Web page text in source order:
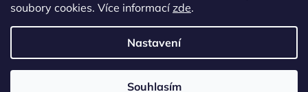
soubory cookies. Více informacízde.
Nastavení
Souhlasím
🎉 Akce, která potěší! Nakupte nad 1000 Kč a my vám přibalíme
Kešu natural 200g jako dárek. Pokud si u nás objednáte za 1500
Kč, dostanete čaj Luční kvítí od Sonnentoru a při nákupu nad 2000